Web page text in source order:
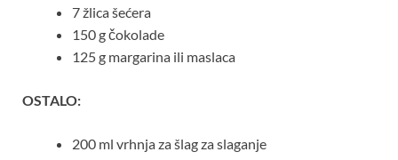
7 žlica šećera
150 g čokolade
125 g margarina ili maslaca
OSTALO:
200 ml vrhnja za šlag za slaganje